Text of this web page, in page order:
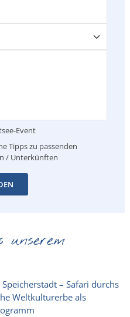
Event
Tipps zu passenden
/ Unterkünften
unserem
– Safari durchs
Weltkulturerbe als